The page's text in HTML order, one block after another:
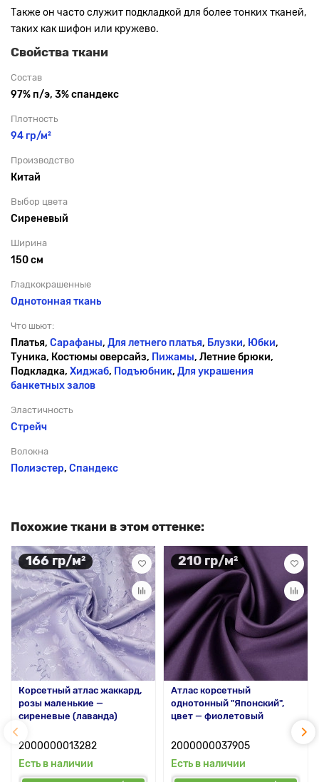
Также он часто служит подкладкой для более тонких тканей,
таких как шифон или кружево.
Свойства ткани
Состав
97% п/э, 3% спандекс
Плотность
94 гр/м²
Производство
Китай
Выбор цвета
Сиреневый
Ширина
150 см
Гладкокрашенные
Однотонная ткань
Что шьют:
Платья, Сарафаны, Для летнего платья, Блузки, Юбки,
Туника, Костюмы оверсайз, Пижамы, Летние брюки,
Подкладка, Хиджаб, Подъюбник, Для украшения
банкетных залов
Эластичность
Стрейч
Волокна
Полиэстер, Спандекс
Похожие ткани в этом оттенке:
166 гр/м²
Корсетный атлас жаккард,
розы маленькие —
сиреневые (лаванда)
2000000013282
Есть в наличии
210 гр/м²
Атлас корсетный
однотонный "Японский",
цвет — фиолетовый
2000000037905
Есть в наличии